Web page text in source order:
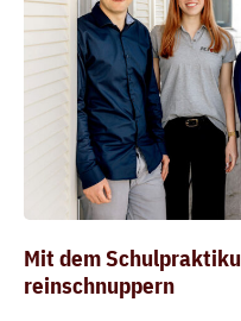
Mit dem
reinschnuppern​